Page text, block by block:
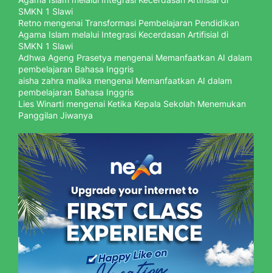
SMKN 1 Slawi
Retno mengenai Transformasi Pembelajaran Pendidikan
Agama Islam melalui Integrasi Kecerdasan Artifisial di
SMKN 1 Slawi
Adhwa Ageng Prasetya mengenai Memanfaatkan AI dalam
pembelajaran Bahasa Inggris
aisha zahra malika mengenai Memanfaatkan AI dalam
pembelajaran Bahasa Inggris
Lies Winarti mengenai Ketika Kepala Sekolah Menemukan
Panggilan Jiwanya